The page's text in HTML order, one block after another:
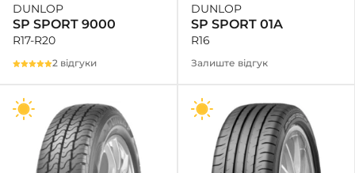
DUNLOP
SP SPORT 9000
R17-R20
2 відгуки
DUNLOP
SP SPORT 01A
R16
Залиште відгук